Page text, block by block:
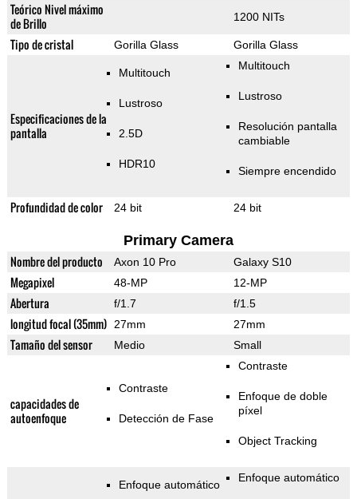
Teórico Nivel máximo
de Brillo
1200 NITs
Tipo de cristal Gorilla Glass Gorilla Glass
Especificaciones de la
pantalla
Multitouch
Lustroso
2.5D
HDR10
Multitouch
Lustroso
Resolución pantalla
cambiable
Siempre encendido
Profundidad de color 24 bit 24 bit
Primary Camera
Nombre del producto Axon 10 Pro Galaxy S10
Megapixel 48-MP 12-MP
Abertura f/1.7 f/1.5
longitud focal (35mm) 27mm 27mm
Tamaño del sensor Medio Small
capacidades de
autoenfoque
Contraste
Detección de Fase
Contraste
Enfoque de doble
píxel
Object Tracking
Enfoque automático
Enfoque automático